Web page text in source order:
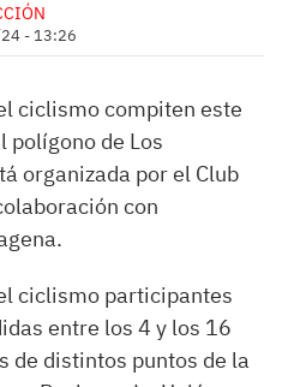
- 13:26
ciclismo compiten este
polígono de Los
organizada por el Club
con
ciclismo participantes
entre los 4 y los 16
de distintos puntos de la